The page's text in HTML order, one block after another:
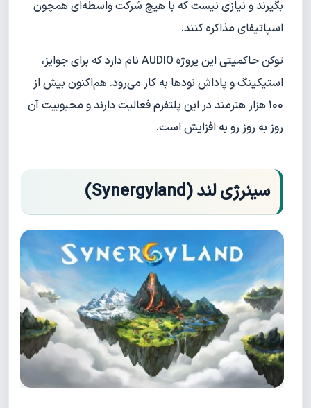
بگیرند و نیازی نیست که با هیچ شرکت واسطه‌ای همچون
اسپاتیفای مذاکره کنند.
توکن حاکمیتی این پروژه AUDIO نام دارد که برای جوایز،
استیکینگ و پاداش نودها به کار می‌رود. هم‌اکنون بیش از
100 هزار هنرمند در این پلتفرم فعالیت دارند و محبوبیت آن
روز به روز رو به افزایش است.
سینرژی لند (Synergyland)